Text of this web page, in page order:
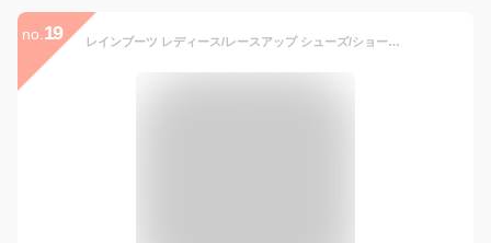
no. 19 レインブーツ レディース/レースアップ シューズ/ショートブーツ/レインシューズ/梅雨 ラバーシューズ/防水ブーツ/きれいめ お洒落 人気